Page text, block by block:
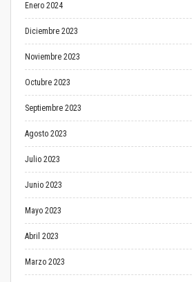
Enero 2024
Diciembre 2023
Noviembre 2023
Octubre 2023
Septiembre 2023
Agosto 2023
Julio 2023
Junio 2023
Mayo 2023
Abril 2023
Marzo 2023